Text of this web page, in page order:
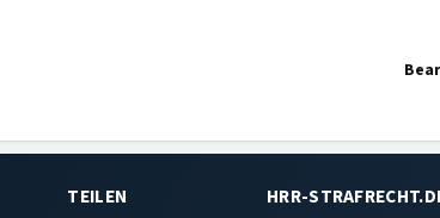
TEILEN HRR-